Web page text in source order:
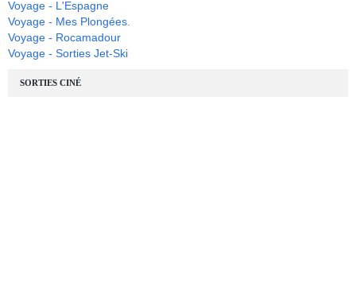
Voyage - L'Espagne
Voyage - Mes Plongées.
Voyage - Rocamadour
Voyage - Sorties Jet-Ski
SORTIES CINÉ